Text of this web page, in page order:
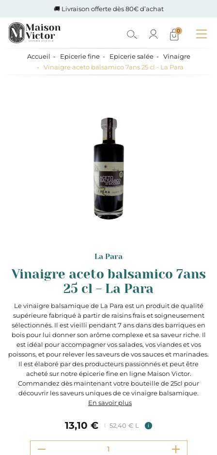
🚚 Livraison offerte dès 80€ d’achat
0
Accueil Epicerie fine Epicerie salée
Vinaigre
Vinaigre aceto balsamico 7ans 25 cl - La Para
La Para
Vinaigre aceto balsamico 7ans
25 cl - La Para
Le vinaigre balsamique de La Para est un produit de qualité
supérieure fabriqué à partir de raisins frais et soigneusement
sélectionnés. Il est vieilli pendant 7 ans dans des barriques en
bois pour lui donner son arôme complexe et sa saveur riche. Il
est idéal pour accompagner vos salades, vos viandes et vos
poissons, et pour relever les saveurs de vos sauces et marinades.
Il est élaboré par des producteurs passionnés et peut être
acheté sur notre épicerie fine en ligne Maison Victor.
Commandez dès maintenant votre bouteille de 25cl pour
découvrir les saveurs uniques de ce vinaigre balsamique.
En savoir plus
13,10 € 52,40 € L i